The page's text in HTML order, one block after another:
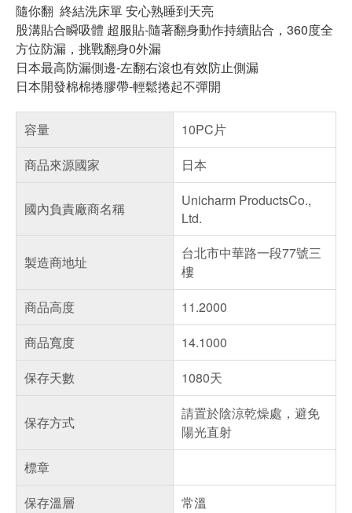
隨你翻 終結洗床單 安心熟睡到天亮
股溝貼合瞬吸體 超服貼-隨著翻身動作持續貼合，360度全
方位防漏，挑戰翻身0外漏
日本最高防漏側邊-左翻右滾也有效防止側漏
日本開發棉棉捲膠帶-輕鬆捲起不彈開
容量
10PC片
商品來源國家
日本
國內負責廠商名稱
Unicharm ProductsCo.,
Ltd.
製造商地址
台北市中華路一段77號三
樓
商品高度
11.2000
商品寬度
14.1000
保存天數
1080天
保存方式
請置於陰涼乾燥處，避免
陽光直射
標章
保存溫層
常溫